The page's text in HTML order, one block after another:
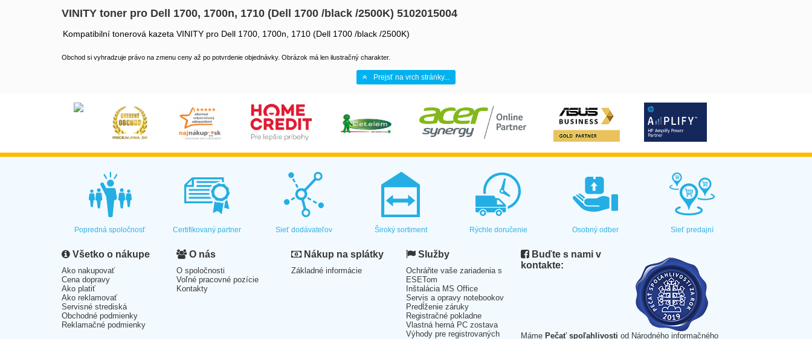
VINITY toner pro Dell 1700, 1700n, 1710 (Dell 1700 /black /2500K) 5102015004
Kompatibilní tonerová kazeta VINITY pro Dell 1700, 1700n, 1710 (Dell 1700 /black /2500K)
Obchod si vyhradzuje právo na zmenu ceny až po potvrdenie objednávky. Obrázok má len ilustračný charakter.
Prejsť na vrch stránky...
Popredná spoločnosť Certifikovaný partner Sieť dodávateľov Široký sortiment Rýchle doručenie Osobný odber Sieť predajní
Všetko o nákupe
Ako nakupovať
Cena dopravy
Ako platiť
Ako reklamovať
Servisné strediská
Obchodné podmienky
Reklamačné podmienky
O nás
O spoločnosti
Voľné pracovné pozície
Kontakty
Nákup na splátky
Základné informácie
Služby
Ochráňte vaše zariadenia s
ESETom
Inštalácia MS Office
Servis a opravy notebookov
Predĺženie záruky
Registračné pokladne
Vlastná herná PC zostava
Výhody pre registrovaných
Buďte s nami v
kontakte:
Máme Pečať spoľahlivosti od Národného informačného